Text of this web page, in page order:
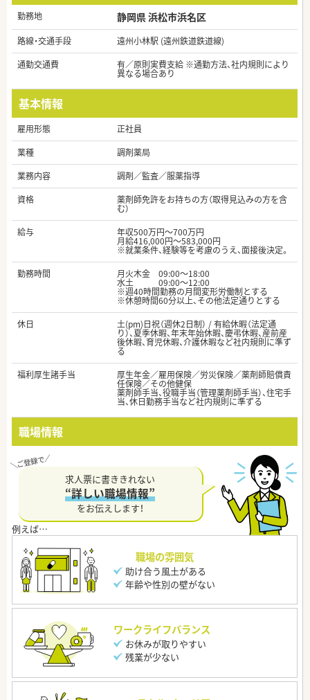
勤務地 静岡県 浜松市浜名区
路線・交通手段
遠州小林駅 (遠州鉄道鉄道線)
通勤交通費
有／原則実費支給 ※通勤方法、社内規則により
異なる場合あり
基本情報
雇用形態
正社員
業種
調剤薬局
業務内容
調剤／監査／服薬指導
資格
薬剤師免許をお持ちの方（取得見込みの方を含
む）
給与
年収500万円～700万円
月給416,000円～583,000円
※就業条件、経験等を考慮のうえ、面接後決定。
勤務時間
月火木金 09:00〜18:00
水土 09:00〜12:00
※週40時間勤務の月間変形労働制とする
※休憩時間60分以上、その他法定通りとする
休日
土(pm)日祝（週休2日制） / 有給休暇（法定通
り）、夏季休暇、年末年始休暇、慶弔休暇、産前産
後休暇、育児休暇、介護休暇など社内規則に準ず
る
福利厚生諸手当
厚生年金／雇用保険／労災保険／薬剤師賠償責
任保険／その他健保
薬剤師手当、役職手当（管理薬剤師手当）、住宅手
当、休日勤務手当など社内規則に準ずる
職場情報
求人票に書ききれない
“詳しい職場情報”
をお伝えします！
職場の雰囲気
助け合う風土がある
年齢や性別の壁がない
ワークライフバランス
お休みが取りやすい
残業が少ない